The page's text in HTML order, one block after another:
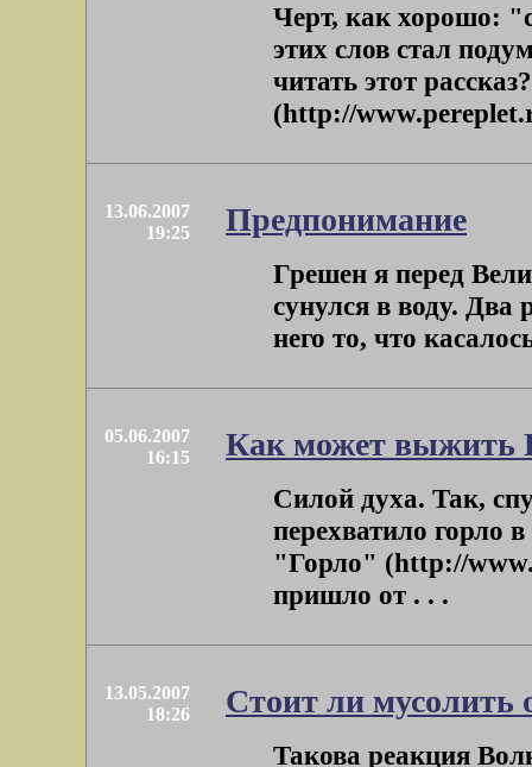
Черт, как хорошо:
этих слов стал
читать этот
(http://
13.06.2007
19:25
Предпонимание
Грешен я перед
сунулся в воду. Два
него то, что
05.06.2007
16:15
Как может выжить
Силой духа. Так,
перехватило горло
"Горло" (http://
пришло от . . .
13.05.2007
18:26
Стоит ли мусолить
Такова реакция